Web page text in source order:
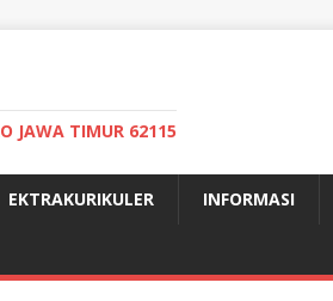
JAWA TIMUR 62115
EKTRAKURIKULER INFORMASI